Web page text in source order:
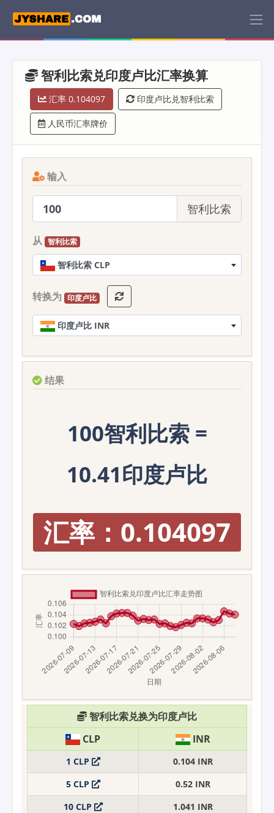
智利比索兑印度卢比汇率换算
汇率 0.104097 印度卢比兑智利比索
人民币汇率牌价
输入
智利比索
从 智利比索
智利比索 CLP
转换为 印度卢比
印度卢比 INR
结果
100智利比索 =
10.41印度卢比
汇率：0.104097
智利比索兑换为印度卢比
CLP
INR
1 CLP
0.104 INR
5 CLP
0.52 INR
10 CLP
1.041 INR